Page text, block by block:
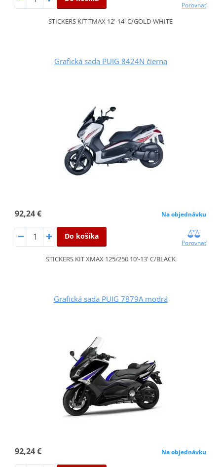
Porovnať
STICKERS KIT TMAX 12'-14' C/GOLD-WHITE
Grafická sada PUIG 8424N čierna
92,24 € Na objednávku
Do košíka
Porovnať
STICKERS KIT XMAX 125/250 10'-13' C/BLACK
Grafická sada PUIG 7879A modrá
92,24 € Na objednávku